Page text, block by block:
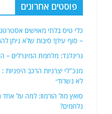
פוסטים אחרונים
– סוף עידן! סיבות שלא ניתן
גרינלנד: מלחמת המינרלים
מנכ"לי יצרניות הרכב
לא נשרוד״
סואץ מול הורמוז: למה על
נלחמים?